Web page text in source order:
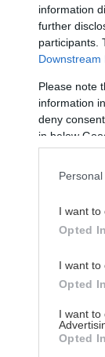
information
further
participants.
Downstream
Please note
information
deny
in below
I want to
Opted In
I want to
Opted In
I want to
Opted In